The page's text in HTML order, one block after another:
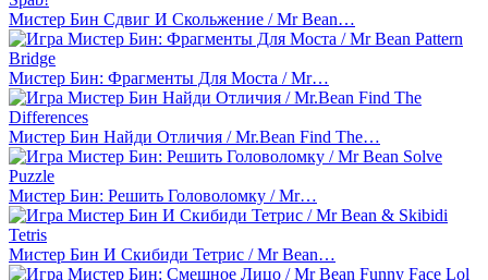
Мистер Бин Сдвиг И Скольжение / Mr Bean…
Мистер Бин: Фрагменты Для Моста / Mr…
Мистер Бин Найди Отличия / Mr.Bean Find The…
Мистер Бин: Решить Головоломку / Mr…
Мистер Бин И Скибиди Тетрис / Mr Bean…